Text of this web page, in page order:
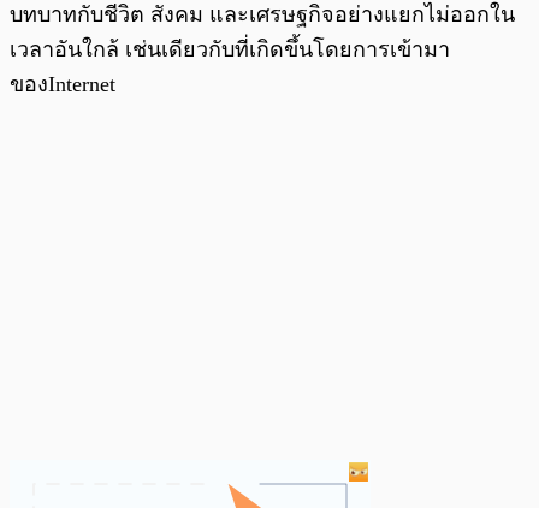
บทบาทกับชีวิต สังคม และเศรษฐกิจอย่างแยกไม่ออกใน
เวลาอันใกล้ เช่นเดียวกับที่เกิดขึ้นโดยการเข้ามา
ของInternet